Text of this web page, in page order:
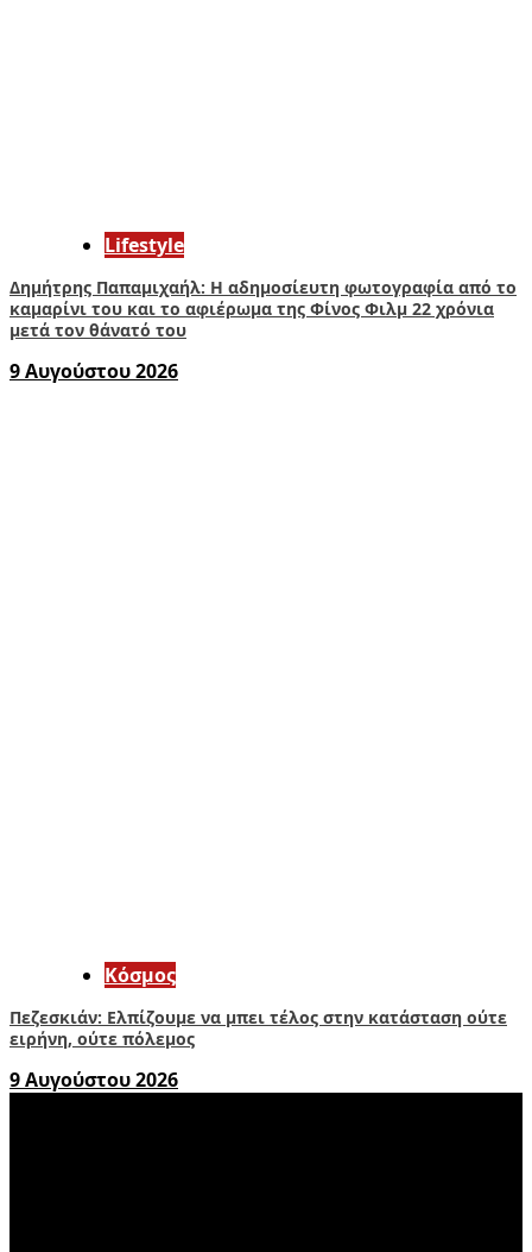
Lifestyle
Δημήτρης Παπαμιχαήλ: Η αδημοσίευτη φωτογραφία από το
καμαρίνι του και το αφιέρωμα της Φίνος Φιλμ 22 χρόνια
μετά τον θάνατό του
9 Αυγούστου 2026
Κόσμος
Πεζεσκιάν: Ελπίζουμε να μπει τέλος στην κατάσταση ούτε
ειρήνη, ούτε πόλεμος
9 Αυγούστου 2026